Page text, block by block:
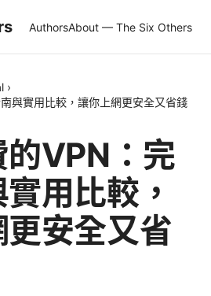
AuthorsAbout — The Six Others
›
與實用比較，讓你上網更安全又省錢
VPN：完
用比較，
安全又省